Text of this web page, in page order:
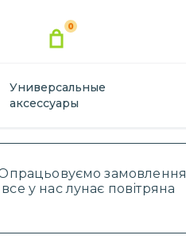
Опрацьовуємо замовлення
у нас лунає повітряна
0
Универсальные
аксессуары